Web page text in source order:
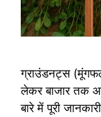
ग्राउंडनट्स
लेकर बाजार तक
बारे में पूरी